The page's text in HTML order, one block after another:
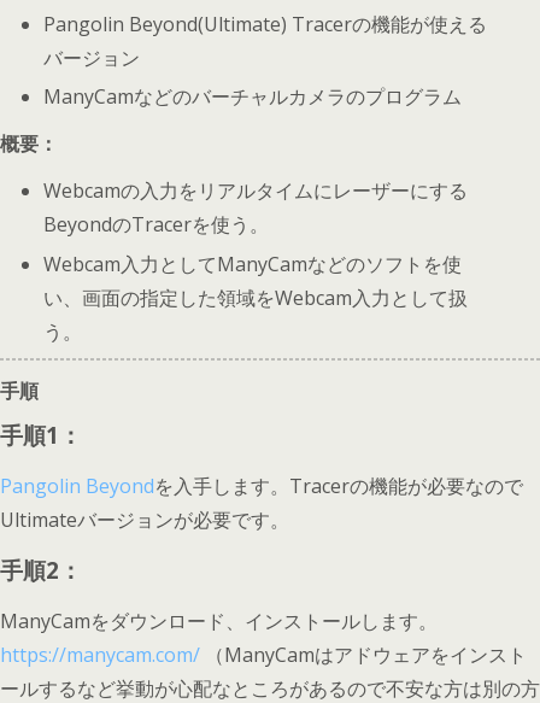
Pangolin Beyond(Ultimate) Tracerの機能が使える
バージョン
ManyCamなどのバーチャルカメラのプログラム
概要：
Webcamの入力をリアルタイムにレーザーにする
BeyondのTracerを使う。
Webcam入力としてManyCamなどのソフトを使
い、画面の指定した領域をWebcam入力として扱
う。
手順
手順1：
Pangolin Beyondを入手します。Tracerの機能が必要なので
Ultimateバージョンが必要です。
手順2：
ManyCamをダウンロード、インストールします。
https://manycam.com/ （ManyCamはアドウェアをインスト
ールするなど挙動が心配なところがあるので不安な方は別の方